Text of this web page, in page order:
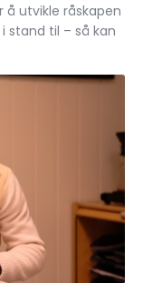
å utvikle råskapen
stand til – så kan